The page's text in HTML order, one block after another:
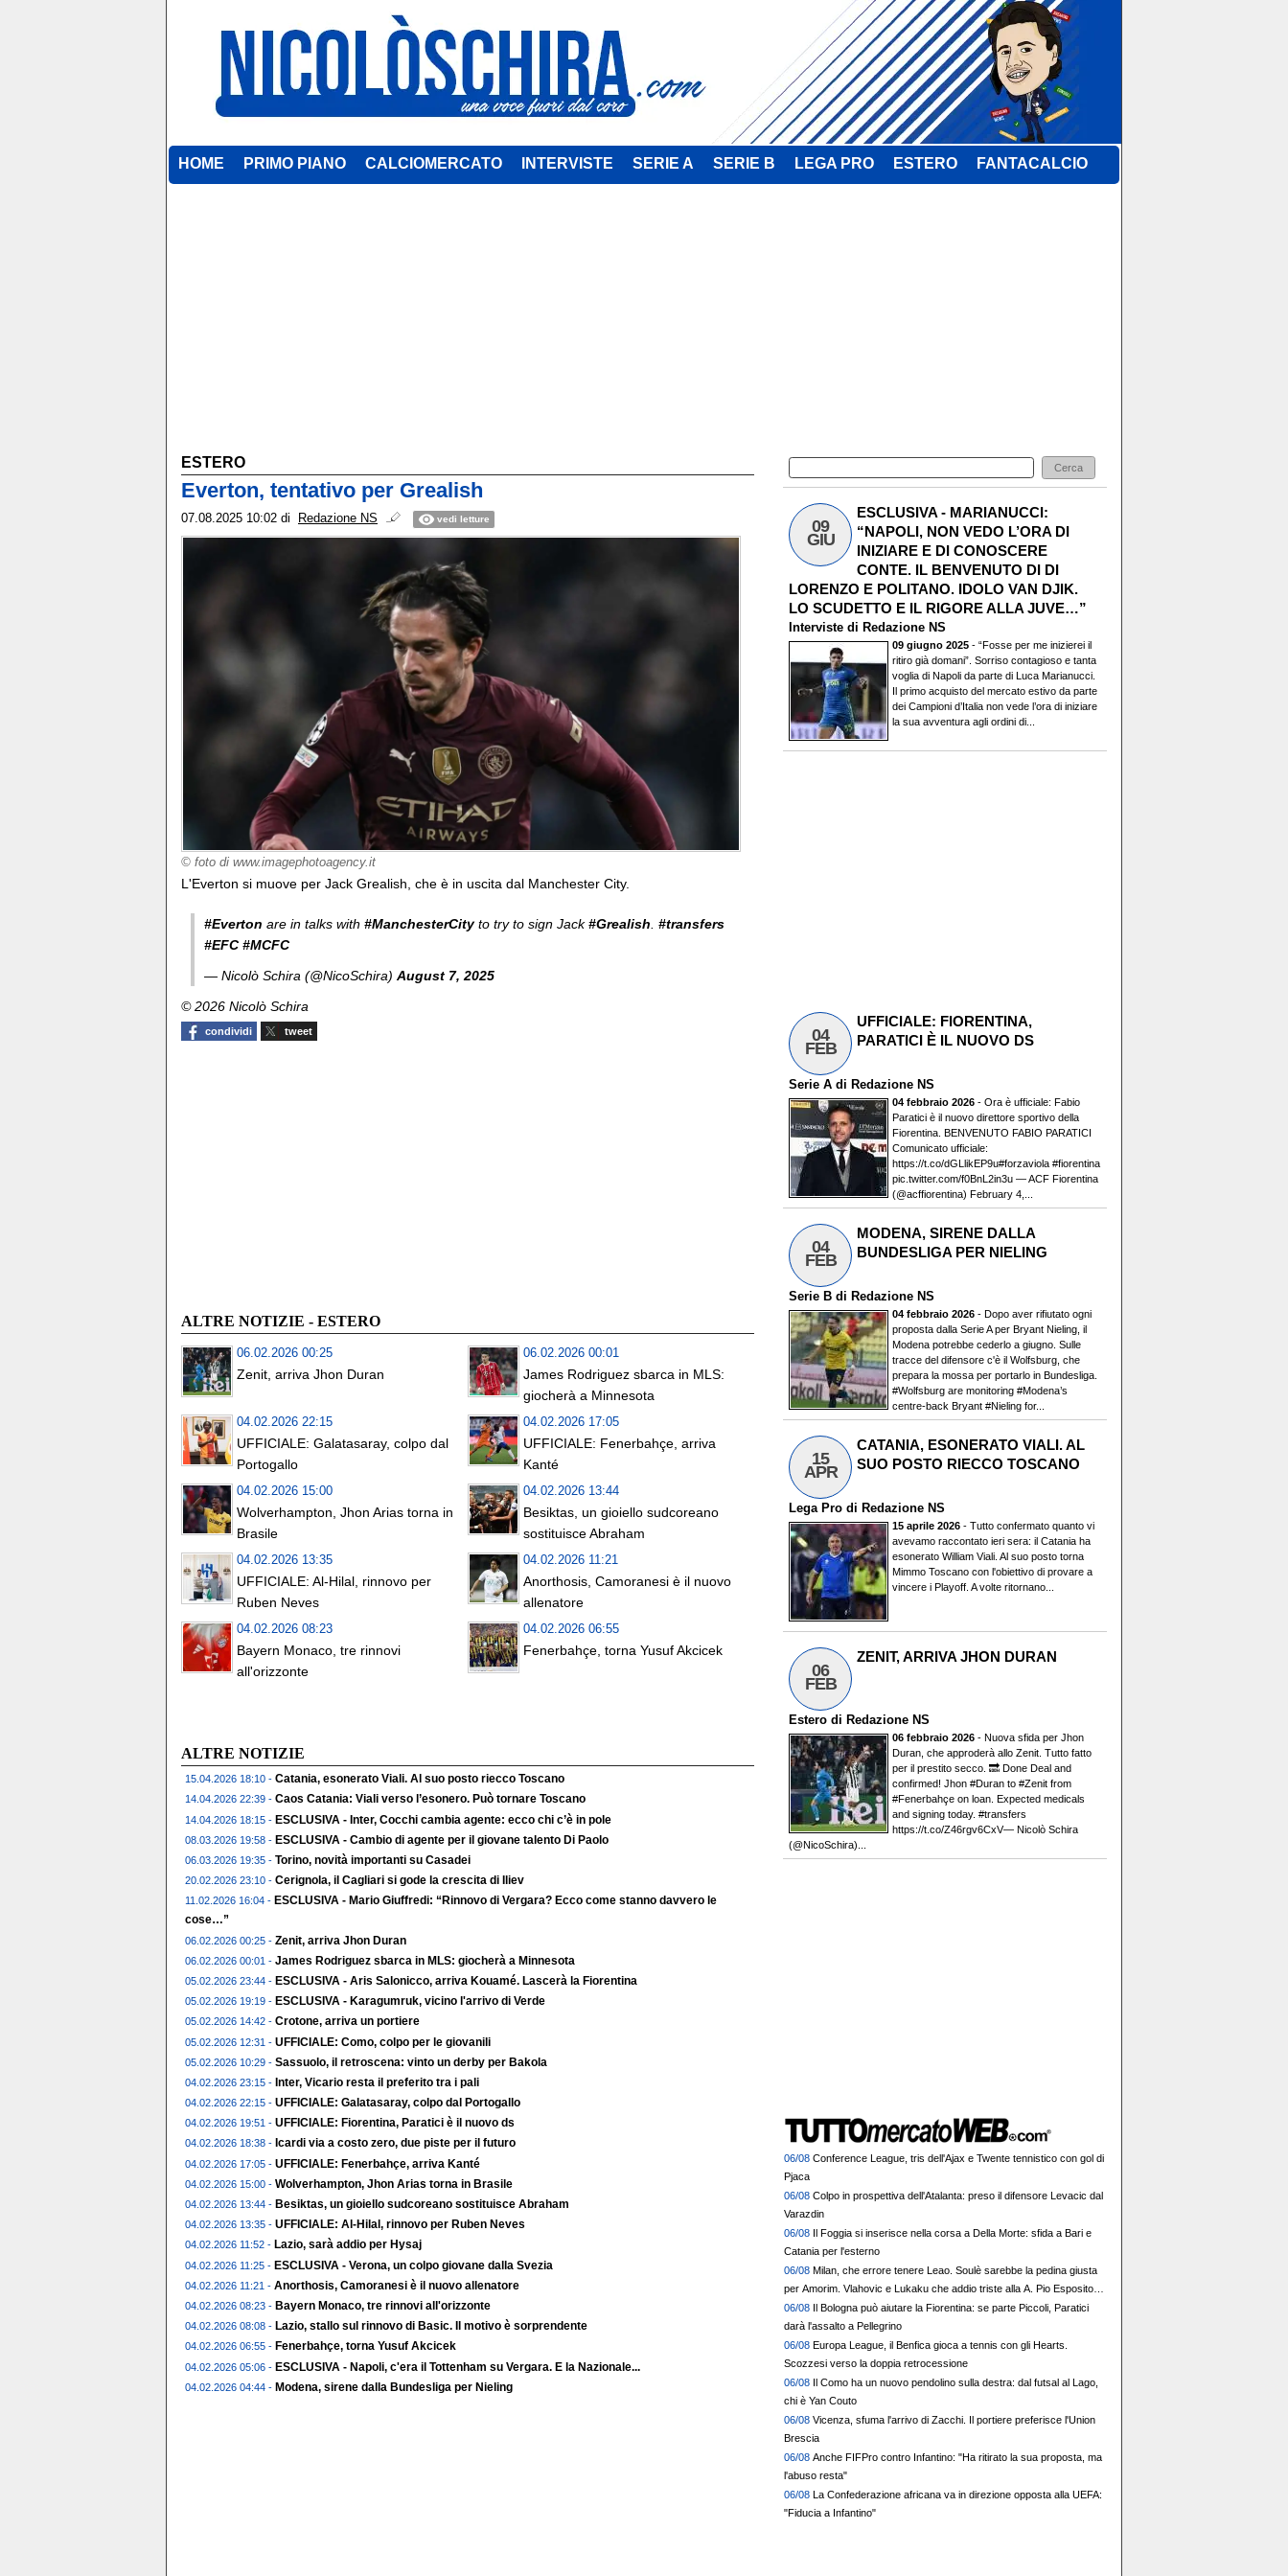
HOME PRIMO PIANO CALCIOMERCATO INTERVISTE SERIE A SERIE B LEGA PRO ESTERO FANTACALCIO
ESTERO
Everton, tentativo per Grealish
07.08.2025 10:02 di Redazione NS vedi letture
© foto di www.imagephotoagency.it
L'Everton si muove per Jack Grealish, che è in uscita dal Manchester City.
#Everton are in talks with #ManchesterCityto try to sign Jack#Grealish #transfers
#EFC #MCFC
— Nicolò Schira (@NicoSchira) August 7, 2025
© 2026 Nicolò Schira
condividi tweet
ALTRE NOTIZIE - ESTERO
06.02.2026 00:25
Zenit, arriva Jhon Duran
06.02.2026 00:01
James Rodriguez sbarca in MLS:
giocherà a Minnesota
04.02.2026 22:15
UFFICIALE: Galatasaray, colpo dal
Portogallo
04.02.2026 17:05
UFFICIALE: Fenerbahçe, arriva
Kanté
04.02.2026 15:00
Wolverhampton, Jhon Arias torna in
Brasile
04.02.2026 13:44
Besiktas, un gioiello sudcoreano
sostituisce Abraham
04.02.2026 13:35
UFFICIALE: Al-Hilal, rinnovo per
Ruben Neves
04.02.2026 11:21
Anorthosis, Camoranesi è il nuovo
allenatore
04.02.2026 08:23
Bayern Monaco, tre rinnovi
all'orizzonte
04.02.2026 06:55
Fenerbahçe, torna Yusuf Akcicek
ALTRE NOTIZIE
15.04.2026 18:10 - Catania, esonerato Viali. Al suo posto riecco Toscano
14.04.2026 22:39 - Caos Catania: Viali verso l’esonero. Può tornare Toscano
14.04.2026 18:15 - ESCLUSIVA - Inter, Cocchi cambia agente: ecco chi c’è in pole
08.03.2026 19:58 - ESCLUSIVA - Cambio di agente per il giovane talento Di Paolo
06.03.2026 19:35 - Torino, novità importanti su Casadei
20.02.2026 23:10 - Cerignola, il Cagliari si gode la crescita di Iliev
11.02.2026 16:04 - ESCLUSIVA - Mario Giuffredi: “Rinnovo di Vergara? Ecco come stanno davvero le
cose…”
06.02.2026 00:25 - Zenit, arriva Jhon Duran
06.02.2026 00:01 - James Rodriguez sbarca in MLS: giocherà a Minnesota
05.02.2026 23:44 - ESCLUSIVA - Aris Salonicco, arriva Kouamé. Lascerà la Fiorentina
05.02.2026 19:19 - ESCLUSIVA - Karagumruk, vicino l'arrivo di Verde
05.02.2026 14:42 - Crotone, arriva un portiere
05.02.2026 12:31 - UFFICIALE: Como, colpo per le giovanili
05.02.2026 10:29 - Sassuolo, il retroscena: vinto un derby per Bakola
04.02.2026 23:15 - Inter, Vicario resta il preferito tra i pali
04.02.2026 22:15 - UFFICIALE: Galatasaray, colpo dal Portogallo
04.02.2026 19:51 - UFFICIALE: Fiorentina, Paratici è il nuovo ds
04.02.2026 18:38 - Icardi via a costo zero, due piste per il futuro
04.02.2026 17:05 - UFFICIALE: Fenerbahçe, arriva Kanté
04.02.2026 15:00 - Wolverhampton, Jhon Arias torna in Brasile
04.02.2026 13:44 - Besiktas, un gioiello sudcoreano sostituisce Abraham
04.02.2026 13:35 - UFFICIALE: Al-Hilal, rinnovo per Ruben Neves
04.02.2026 11:52 - Lazio, sarà addio per Hysaj
04.02.2026 11:25 - ESCLUSIVA - Verona, un colpo giovane dalla Svezia
04.02.2026 11:21 - Anorthosis, Camoranesi è il nuovo allenatore
04.02.2026 08:23 - Bayern Monaco, tre rinnovi all'orizzonte
04.02.2026 08:08 - Lazio, stallo sul rinnovo di Basic. Il motivo è sorprendente
04.02.2026 06:55 - Fenerbahçe, torna Yusuf Akcicek
04.02.2026 05:06 - ESCLUSIVA - Napoli, c'era il Tottenham su Vergara. E la Nazionale...
04.02.2026 04:44 - Modena, sirene dalla Bundesliga per Nieling
09
GIU
ESCLUSIVA - MARIANUCCI:
“NAPOLI, NON VEDO L’ORA DI
INIZIARE E DI CONOSCERE
CONTE. IL BENVENUTO DI DI
LORENZO E POLITANO. IDOLO VAN DJIK.
LO SCUDETTO E IL RIGORE ALLA JUVE…”
Interviste di Redazione NS
09 giugno 2025 - “Fosse per me inizierei il
ritiro già domani”. Sorriso contagioso e tanta
voglia di Napoli da parte di Luca Marianucci.
Il primo acquisto del mercato estivo da parte
dei Campioni d’Italia non vede l’ora di iniziare
la sua avventura agli ordini di...
04
FEB
UFFICIALE: FIORENTINA,
PARATICI È IL NUOVO DS
Serie A di Redazione NS
04 febbraio 2026 - Ora è ufficiale: Fabio
Paratici è il nuovo direttore sportivo della
Fiorentina. BENVENUTO FABIO PARATICI️
Comunicato ufficiale:
https://t.co/dGLlikEP9u#forzaviola #fiorentina
pic.twitter.com/f0BnL2in3u — ACF Fiorentina
(@acffiorentina) February 4,...
04
FEB
MODENA, SIRENE DALLA
BUNDESLIGA PER NIELING
Serie B di Redazione NS
04 febbraio 2026 - Dopo aver rifiutato ogni
proposta dalla Serie A per Bryant Nieling, il
Modena potrebbe cederlo a giugno. Sulle
tracce del difensore c'è il Wolfsburg, che
prepara la mossa per portarlo in Bundesliga.
#Wolfsburg are monitoring #Modena’s
centre-back Bryant #Nieling for...
15
APR
CATANIA, ESONERATO VIALI. AL
SUO POSTO RIECCO TOSCANO
Lega Pro di Redazione NS
15 aprile 2026 - Tutto confermato quanto vi
avevamo raccontato ieri sera: il Catania ha
esonerato William Viali. Al suo posto torna
Mimmo Toscano con l'obiettivo di provare a
vincere i Playoff. A volte ritornano...
06
FEB
ZENIT, ARRIVA JHON DURAN
Estero di Redazione NS
06 febbraio 2026 - Nuova sfida per Jhon
Duran, che approderà allo Zenit. Tutto fatto
per il prestito secco. 🔜 Done Deal and
confirmed! Jhon #Duran to #Zenit from
#Fenerbahçe on loan. Expected medicals
and signing today. #transfers
https://t.co/Z46rgv6CxV— Nicolò Schira
(@NicoSchira)...
06/08 Conference League, tris dell'Ajax e Twente tennistico con gol di
Pjaca
06/08 Colpo in prospettiva dell'Atalanta: preso il difensore Levacic dal
Varazdin
06/08 Il Foggia si inserisce nella corsa a Della Morte: sfida a Bari e
Catania per l'esterno
06/08 Milan, che errore tenere Leao. Soulè sarebbe la pedina giusta
per Amorim. Vlahovic e Lukaku che addio triste alla A. Pio Esposito
può spostare il valore dell’Inter. Cosa chiedo a Zola
06/08 Il Bologna può aiutare la Fiorentina: se parte Piccoli, Paratici
darà l'assalto a Pellegrino
06/08 Europa League, il Benfica gioca a tennis con gli Hearts.
Scozzesi verso la doppia retrocessione
06/08 Il Como ha un nuovo pendolino sulla destra: dal futsal al Lago,
chi è Yan Couto
06/08 Vicenza, sfuma l'arrivo di Zacchi. Il portiere preferisce l'Union
Brescia
06/08 Anche FIFPro contro Infantino: "Ha ritirato la sua proposta, ma
l'abuso resta"
06/08 La Confederazione africana va in direzione opposta alla UEFA:
"Fiducia a Infantino"